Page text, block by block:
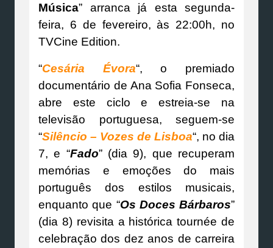
Música” arranca já esta segunda-
feira, 6 de fevereiro, às 22:00h, no
TVCine Edition.
“Cesária Évora“, o premiado
documentário de Ana Sofia Fonseca,
abre este ciclo e estreia-se na
televisão portuguesa, seguem-se
“Silêncio – Vozes de Lisboa“, no dia
7, e “Fado” (dia 9), que recuperam
memórias e emoções do mais
português dos estilos musicais,
enquanto que “Os Doces Bárbaros”
(dia 8) revisita a histórica tournée de
celebração dos dez anos de carreira